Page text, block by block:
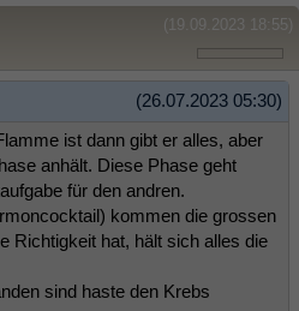
(19.09.2023 18:55)
(26.07.2023 05:30)
ist dann gibt er alles, aber
anhält. Diese Phase geht
für den andren.
kommen die grossen
Richtigkeit hat, hält sich alles die
sind haste den Krebs